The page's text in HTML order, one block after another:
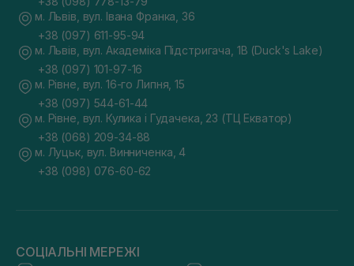
м. Львів, вул. Івана Франка, 36
+38 (097) 611-95-94
м. Львів, вул. Академіка Підстригача, 1В (Duck's Lake)
+38 (097) 101-97-16
м. Рівне, вул. 16-го Липня, 15
+38 (097) 544-61-44
м. Рівне, вул. Кулика і Гудачека, 23 (ТЦ Екватор)
+38 (068) 209-34-88
м. Луцьк, вул. Винниченка, 4
+38 (098) 076-60-62
СОЦІАЛЬНІ МЕРЕЖІ